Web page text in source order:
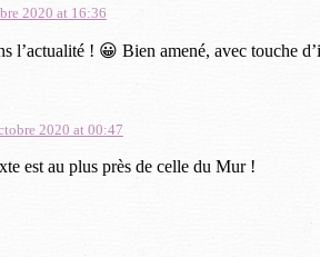
2020 at 16:36
l’actualité ! 😀 Bien amené, avec touche
2020 at 00:47
est au plus près de celle du Mur !